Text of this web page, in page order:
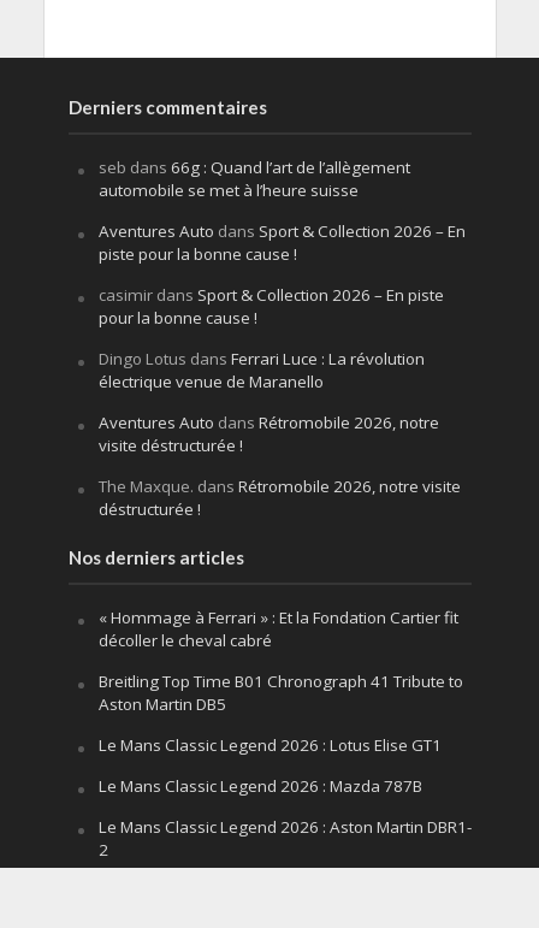
Derniers commentaires
seb dans 66g : Quand l’art de l’allègement
automobile se met à l’heure suisse
Aventures Auto dans Sport & Collection 2026 – En
piste pour la bonne cause !
casimirdans Sport & Collection 2026 – En piste
pour la bonne cause !
Dingo Lotus dans Ferrari Luce : La révolution
électrique venue de Maranello
Aventures Auto dans Rétromobile 2026, notre
visite déstructurée !
The Maxque. dans Rétromobile 2026, notre visite
déstructurée !
Nos derniers articles
« Hommage à Ferrari » : Et la Fondation Cartier fit
décoller le cheval cabré
Breitling Top Time B01 Chronograph 41 Tribute to
Aston Martin DB5
Le Mans Classic Legend 2026 : Lotus Elise GT1
Le Mans Classic Legend 2026 : Mazda 787B
Le Mans Classic Legend 2026 : Aston Martin DBR1-
2